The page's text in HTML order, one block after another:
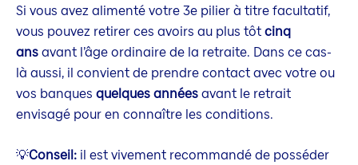
Si vous avez alimenté votre 3e pilier à titre facultatif,
vous pouvez retirer ces avoirs au plus tôtcinq
ansavant l’âge ordinaire de la retraite. Dans ce cas-
là aussi, il convient de prendre contact avec votre ou
vos banques quelques annéesavant le retrait
envisagé pour en connaître les conditions.
💡Conseil: il est vivement recommandé de posséder